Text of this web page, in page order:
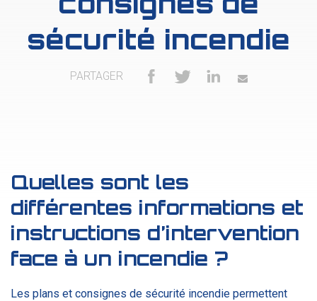
sécurité incendie
PARTAGER
Quelles sont les
différentes informations et
instructions d’intervention
face à un incendie ?
Les plans et consignes de sécurité incendie permettent